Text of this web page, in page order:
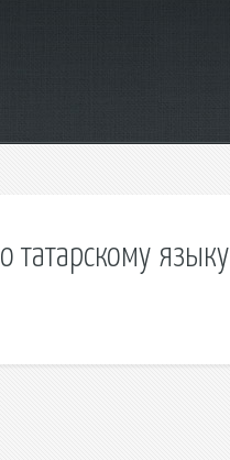
татарскому языку